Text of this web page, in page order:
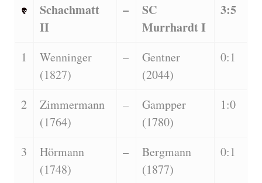
Schachmatt
II
–
SC
Murrhardt I
3:5
1
Wenninger
(1827)
–
Gentner
(2044)
0:1
2
Zimmermann
(1764)
–
Gampper
(1780)
1:0
3
Hörmann
(1748)
–
Bergmann
(1877)
0:1